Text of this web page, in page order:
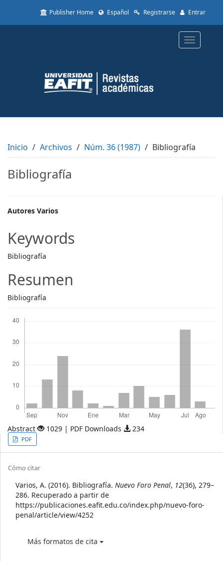
to
Content
Sidebar
Publisher Home Español Registrarse Entrar
Toggle
Inicio Archivos Núm. 36 (1987) Bibliografía
Bibliografía
Main
Article
Content
Autores Varios
Keywords
Bibliografía
Resumen
Bibliografía
Abstract 1029 | PDF Downloads 234
Article
Sidebar
PDF
Article
Details
Cómo citar
Varios, A. (2016). Bibliografía. Nuevo Foro Penal, 12(36), 279–
286. Recuperado a partir de
https://publicaciones.eafit.edu.co/index.php/nuevo-foro-
penal/article/view/4252
Más formatos de cita